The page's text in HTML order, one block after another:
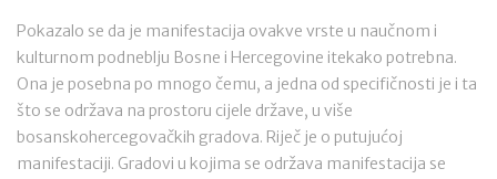
Pokazalo se da je manifestacija ovakve vrste u naučnom i
kulturnom podneblju Bosne i Hercegovine itekako potrebna.
Ona je posebna po mnogo čemu, a jedna od specifičnosti je i ta
što se održava na prostoru cijele države, u više
bosanskohercegovačkih gradova. Riječ je o putujućoj
manifestaciji. Gradovi u kojima se održava manifestacija se